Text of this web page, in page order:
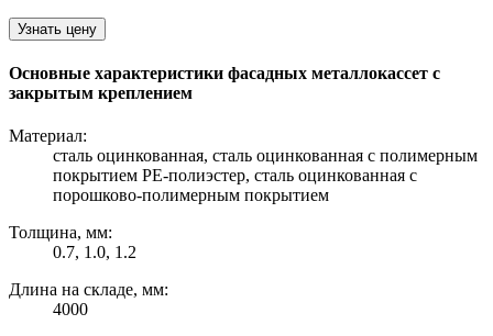
Узнать цену
Основные характеристики фасадных металлокассет с
закрытым креплением
Материал:
сталь оцинкованная, сталь оцинкованная с полимерным
покрытием PE-полиэстер, сталь оцинкованная с
порошково-полимерным покрытием
Толщина, мм:
0.7, 1.0, 1.2
Длина на складе, мм:
4000